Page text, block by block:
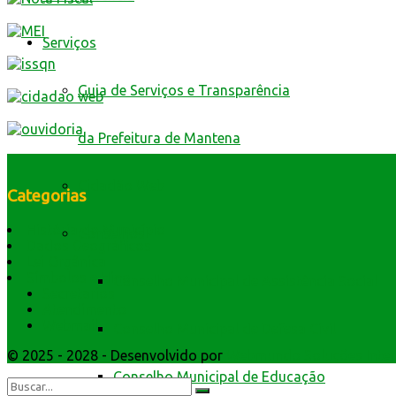
Serviços
Guia de Serviços e Transparência
da Prefeitura de Mantena
Conselho Municipal de Educação
Categorias
História do Município
Símbolos e Hino
© 2025 - 2028 - Desenvolvido por